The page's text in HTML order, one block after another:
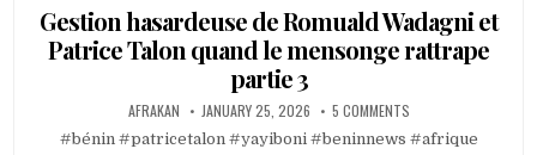
Gestion hasardeuse de Romuald Wadagni et
Patrice Talon quand le mensonge rattrape
partie 3
AFRAKAN JANUARY 25, 2026 5 COMMENTS
#bénin #patricetalon #yayiboni #beninnews #afrique